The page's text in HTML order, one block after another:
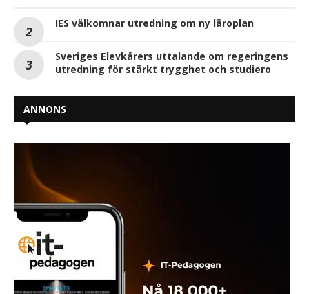
IES välkomnar utredning om ny läroplan
Sveriges Elevkårers uttalande om regeringens
utredning för stärkt trygghet och studiero
ANNONS